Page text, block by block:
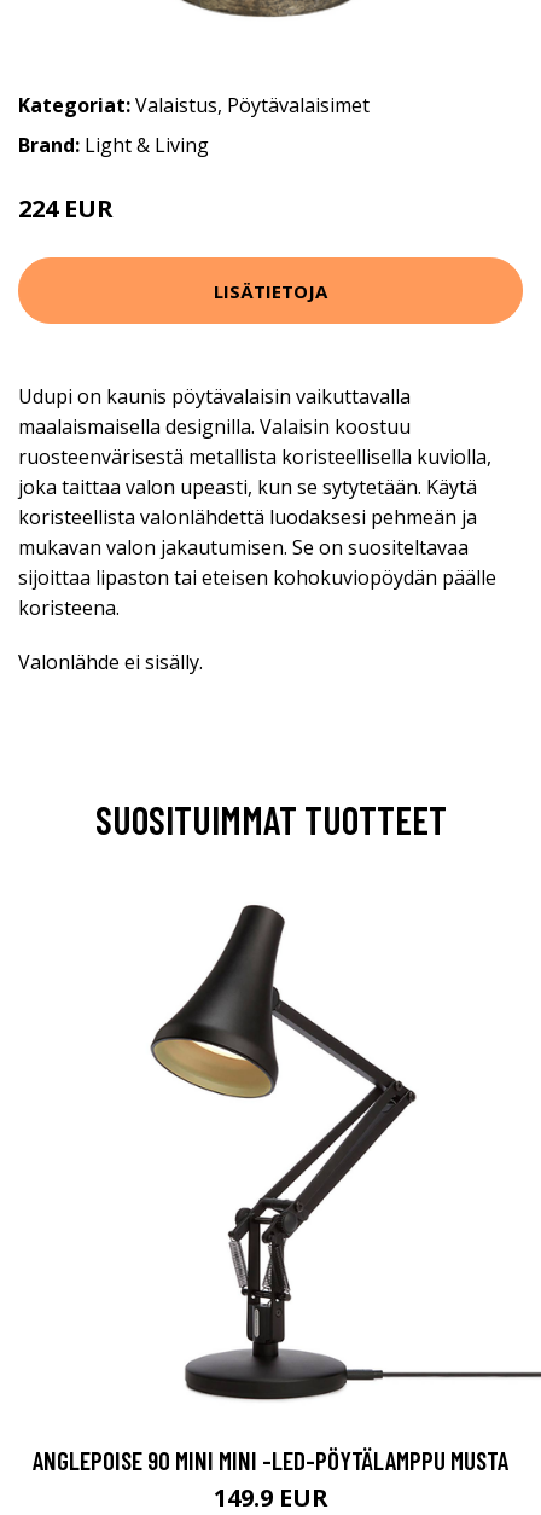
Kategoriat:Valaistus, Pöytävalaisimet
Brand: Light & Living
224 EUR
LISÄTIETOJA
Udupi on kaunis pöytävalaisin vaikuttavalla
maalaismaisella designilla. Valaisin koostuu
ruosteenvärisestä metallista koristeellisella kuviolla,
joka taittaa valon upeasti, kun se sytytetään. Käytä
koristeellista valonlähdettä luodaksesi pehmeän ja
mukavan valon jakautumisen. Se on suositeltavaa
sijoittaa lipaston tai eteisen kohokuviopöydän päälle
koristeena.
Valonlähde ei sisälly.
SUOSITUIMMAT TUOTTEET
ANGLEPOISE 90 MINI MINI -LED-PÖYTÄLAMPPU MUSTA
149.9 EUR